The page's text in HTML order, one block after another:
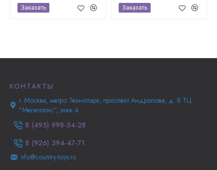
Заказать Заказать
КОНТАКТЫ
г. Москва, метро Технопарк, проспект Андропова, д. 8 ТЦ
"Мегаполис", этаж 4.
8 (495) 998-54-28
8 (926) 394-47-71
nfo@country-toys.ru